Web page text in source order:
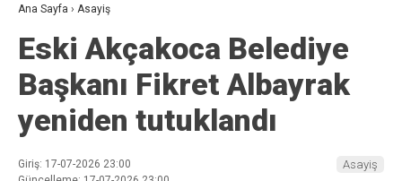
Ana Sayfa › Asayiş
Eski Akçakoca Belediye
Başkanı Fikret Albayrak
yeniden tutuklandı
Giriş: 17-07-2026 23:00
Asayiş